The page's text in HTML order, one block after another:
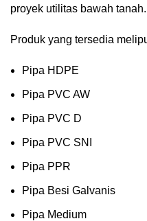
proyek utilitas bawah tanah.
Produk yang tersedia
Pipa HDPE
Pipa PVC AW
Pipa PVC D
Pipa PVC SNI
Pipa PPR
Pipa Besi Galvanis
Pipa Medium